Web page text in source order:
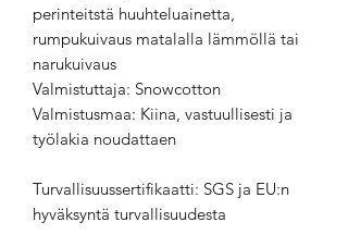
perinteitstä huuhteluainetta,
rumpukuivaus matalalla lämmöllä tai
narukuivaus
Valmistuttaja: Snowcotton
Valmistusmaa: Kiina, vastuullisesti ja
työlakia noudattaen
Turvallisuussertifikaatti: SGS ja EU:n
hyväksyntä turvallisuudesta